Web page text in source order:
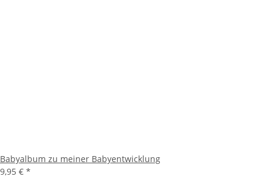
Babyalbum zu meiner Babyentwicklung
9,95 € *